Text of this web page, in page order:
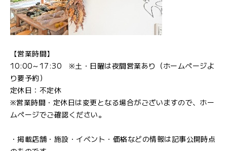
【営業時間】
10:00～17:30 ※土・日曜は夜間営業あり（ホームページよ
り要予約）
定休日：不定休
※営業時間・定休日は変更となる場合がございますので、ホー
ムページでご確認ください。
・掲載店舗・施設・イベント・価格などの情報は記事公開時点